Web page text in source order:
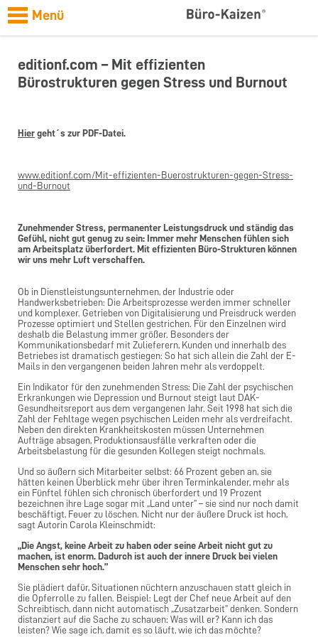
Menü
editionf.com – Mit effizienten
Bürostrukturen gegen Stress und Burnout
Hier geht´s zur PDF-Datei.
www.editionf.com/Mit-effizienten-Buerostrukturen-gegen-Stress-
und-Burnout
Zunehmender Stress, permanenter Leistungsdruck und ständig das
Gefühl, nicht gut genug zu sein: Immer mehr Menschen fühlen sich
am Arbeitsplatz überfordert. Mit effizienten Büro-Strukturen können
wir uns mehr Luft verschaffen.
Ob in Dienstleistungsunternehmen, der Industrie oder
Handwerksbetrieben: Die Arbeitsprozesse werden immer schneller
und komplexer. Getrieben von Digitalisierung und Preisdruck werden
Prozesse optimiert und Stellen gestrichen. Für den Einzelnen wird
deshalb die Belastung immer größer. Besonders der
Kommunikationsbedarf mit Zulieferern, Kunden und innerhalb des
Betriebes ist dramatisch gestiegen: So hat sich allein die Zahl der E-
Mails in den vergangenen beiden Jahren mehr als verdoppelt.
Ein Indikator für den zunehmenden Stress: Die Zahl der psychischen
Erkrankungen wie Depression und Burnout steigt laut DAK-
Gesundheitsreport aus dem vergangenen Jahr. Seit 1998 hat sich die
Zahl der Fehltage wegen psychischen Leiden mehr als verdreifacht.
Neben den direkten Krankheitskosten müssen Unternehmen
Aufträge absagen, Produktionsausfälle verkraften oder die
Arbeitsbelastung für die gesunden Kollegen steigt nochmals.
Und so äußern sich Mitarbeiter selbst: 66 Prozent geben an, sie
hätten keinen Überblick mehr über ihren Terminkalender, mehr als
ein Fünftel fühlen sich chronisch überfordert und 19 Prozent
bezeichnen ihre Lage sogar mit „Land unter” – sie sind nur noch damit
beschäftigt, Feuer zu löschen. Nicht nur der äußere Druck ist hoch,
sagt Autorin Carola Kleinschmidt:
„Die Angst, keine Arbeit zu haben oder seine Arbeit nicht gut zu
machen, ist enorm. Dadurch ist auch der innere Druck bei vielen
Menschen sehr hoch.”
Sie plädiert dafür, Situationen nüchtern anzuschauen statt gleich in
die Opferrolle zu fallen. Beispiel: Legt der Chef neue Arbeit auf den
Schreibtisch, dann nicht automatisch „Zusatzarbeit” denken. Sondern
distanziert auf die Sache zu schauen: Was will er? Kann ich das
leisten? Wie sage ich, damit es so läuft, wie ich das möchte?